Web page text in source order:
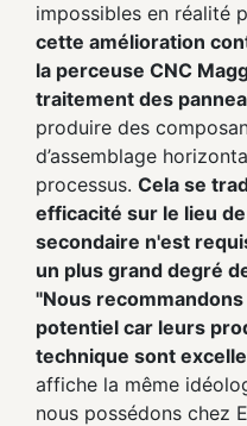
impossibles en réalité
cette amélioration
la perceuse CNC
traitement des
produire des
d’assemblage
processus. Cela se
efficacité sur le lieu
secondaire n'est
un plus grand degré
"Nous
potentiel car leurs
technique sont
affiche la même
nous possédons chez